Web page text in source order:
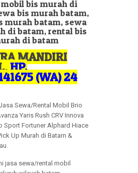
MANDIRI
,HP.
(WA) 24
Sewa/Rental Mobil Brio
Yaris Rush CRV Innova
Sport Fortuner Alphard Hiace
Up Murah di Batam &
jasa sewa/rental mobil